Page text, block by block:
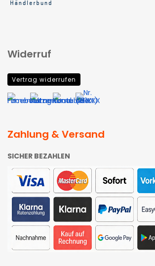
Widerruf
Vertrag widerrufen
Zahlung & Versand
SICHER BEZAHLEN